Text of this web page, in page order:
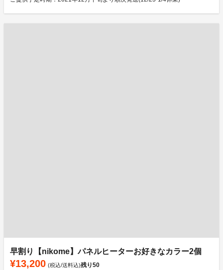
早割り【nikome】パネルヒーターお好きなカラー2個
¥13,200 (税込/送料込)残り50